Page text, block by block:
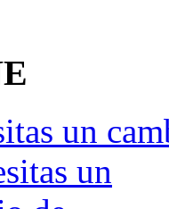
un